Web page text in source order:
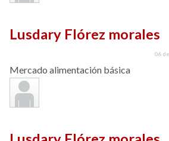
Lusdary Flórez morales
06
Mercado alimentación básica